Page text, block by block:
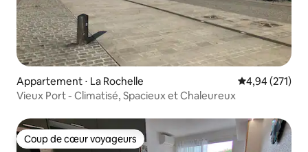
Appartement ⋅ La Rochelle Évaluation
4,94 (271)
Vieux Port - Climatisé, Spacieux et Chaleureux
Coup de cœur voyageurs
Coup de cœur voyageurs